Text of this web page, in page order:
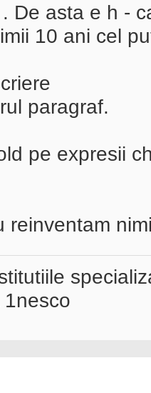
De asta e h -
10 ani cel
paragraf.
pe expresii
reinventam